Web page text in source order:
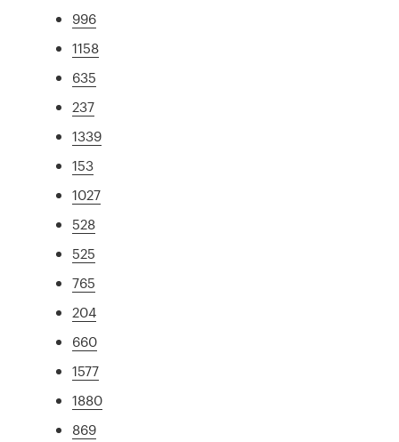
996
1158
635
237
1339
153
1027
528
525
765
204
660
1577
1880
869